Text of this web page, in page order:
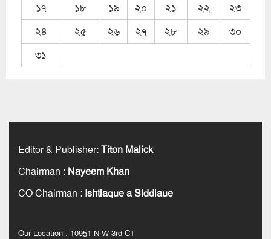
১৭
১৮ ১৯ ২০ ২১ ২২
২৩
২৪
২৫ ২৬ ২৭ ২৮ ২৯
৩০
৩১
Editor & Publisher:Titon Malick
Chairman : Nayeem Khan
CO Chairman : Ishtiaque a Siddiaue
Our Location : 10951 N W 3rd CT